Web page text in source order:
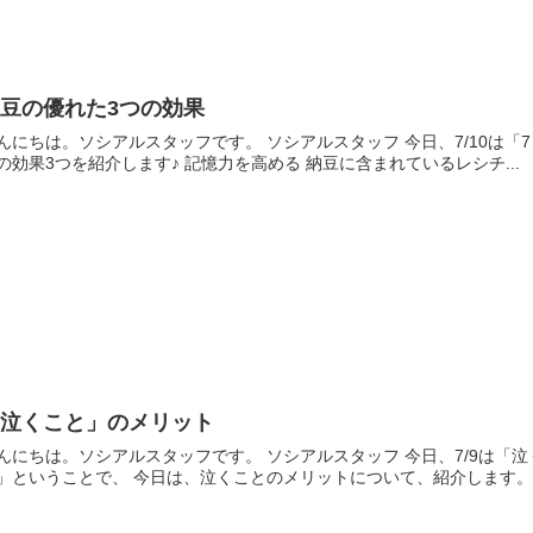
の優れた3つの効果
ソシアルスタッフです。 ソシアルスタッフ 今日、7/10は「7（なっ）10（とう）」で「納豆の日」です！ 今回は、納
豆の効果3つを紹介します♪ 記憶力を高める 納豆に含まれているレシチ...
くこと」のメリット
。ソシアルスタッフです。 ソシアルスタッフ 今日、7/9は「泣く日」です。 （7（な）9（く）の語呂合わせ） 「泣く